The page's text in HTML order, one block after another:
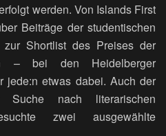
werden. Von Islands First
Beiträge der studentischen
Shortlist des Preises der
– bei den Heidelberger
jede:n etwas dabei. Auch der
nach literarischen
zwei ausgewählte